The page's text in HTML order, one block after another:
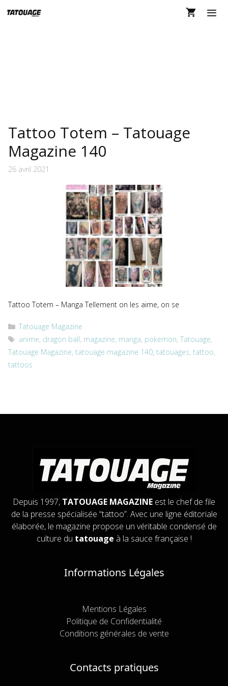
au
Tattoo Totem – Tatouage
Magazine 140
26 avril 2021
Tattoo Totem – Manga Tellement on les aime, on se
Catégories
Tatouage Magazine
Étiquettes
anime, dragon ball, magazine, manga, pokemon,Tatouage,
Tatouage Magazine, tatouage magazine 140, tatouages, tattoo,
tattoos
Depuis 1997, TATOUAGE MAGAZINE est le chef de file
de la presse spécialisée “tattoo”. Avec une ligne éditoriale
élaborée, le magazine propose un véritable condensé de
culture du tatouage à la sauce française !
Informations Légales
Mentions Légales
Politique de Confidentialité
Conditions générales de vente
Contacts pratiques